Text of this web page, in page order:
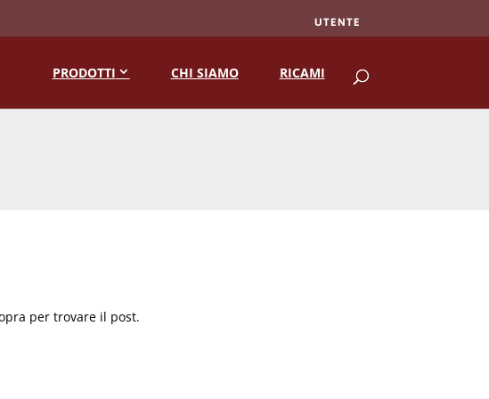
UTENTE
PRODOTTI CHI SIAMO RICAMI
per trovare il post.